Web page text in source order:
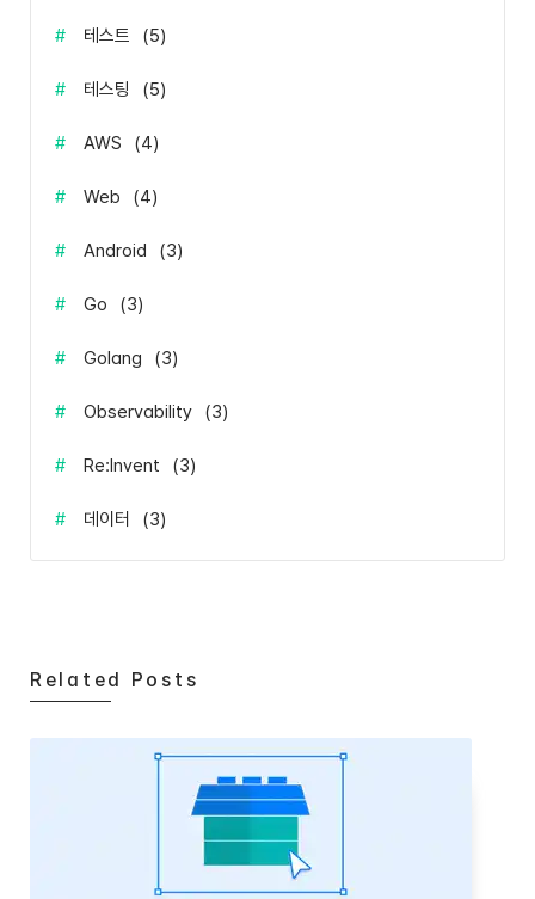
# 테스트 (5)
# 테스팅 (5)
# AWS (4)
# Web (4)
# Android (3)
# Go (3)
# Golang (3)
# Observability (3)
# Re:Invent (3)
# 데이터 (3)
Related Posts